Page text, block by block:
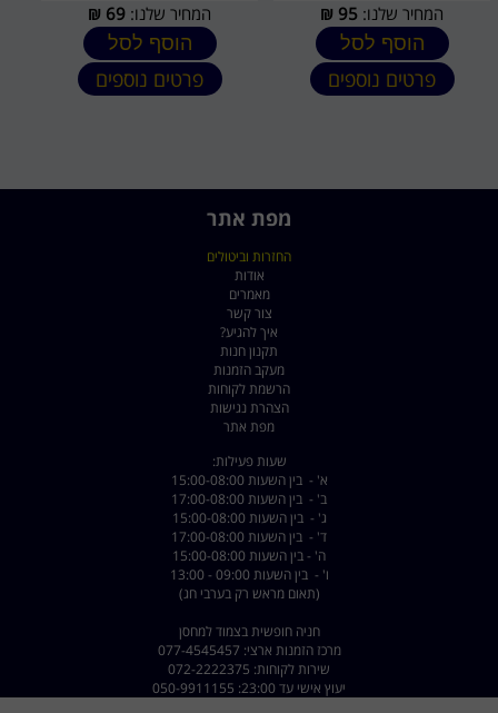
המחיר שלנו: 95
₪
הוסף לסל
פרטים נוספים
המחיר שלנו: 69
₪
הוסף לסל
פרטים נוספים
מפת אתר
החזרות וביטולים
אודות
מאמרים
צור קשר
איך להגיע?
תקנון חנות
מעקב הזמנות
הרשמת לקוחות
הצהרת נגישות
מפת אתר
שעות פעילות:
א' - בין השעות 15:00-08:00
ב' - בין השעות 17:00-08:00
ג' - בין השעות 15:00-08:00
ד' - בין השעות 17:00-08:00
ה' - בין השעות 15:00-08:00
ו' - בין השעות 09:00 - 13:00
(תאום מראש רק בערבי חג)
חניה חופשית בצמוד למחסן
מרכז הזמנות ארצי: 077-4545457
שירות לקוחות: 072-2222375
יעוץ אישי עד 23:00: 050-9911155